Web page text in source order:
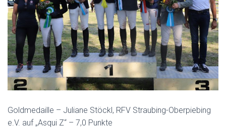
Goldmedaille – Juliane Stöckl, RFV Straubing-Oberpiebing
e.V. auf „Asqui Z“ – 7,0 Punkte